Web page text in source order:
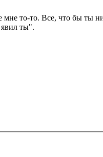
то-то. Все, что бы ты
явил ты".